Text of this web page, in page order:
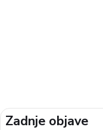
Zadnje objave